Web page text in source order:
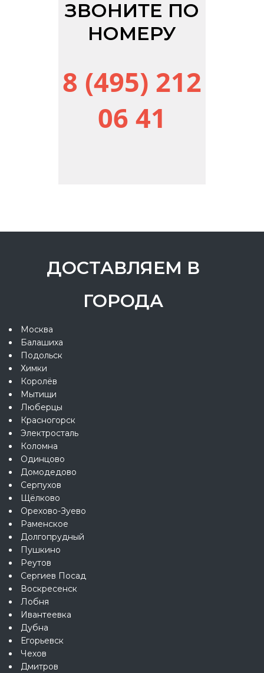
ЗВОНИТЕ ПО
НОМЕРУ
8 (495) 212
06 41
ДОСТАВЛЯЕМ В
ГОРОДА
Москва
Балашиха
Подольск
Химки
Королёв
Мытищи
Люберцы
Красногорск
Электросталь
Коломна
Одинцово
Домодедово
Серпухов
Щёлково
Орехово-Зуево
Раменское
Долгопрудный
Пушкино
Реутов
Сергиев Посад
Воскресенск
Лобня
Ивантеевка
Дубна
Егорьевск
Чехов
Дмитров